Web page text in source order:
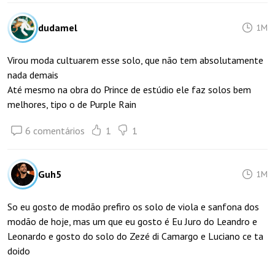
dudamel 1M
Virou moda cultuarem esse solo, que não tem absolutamente
nada demais
Até mesmo na obra do Prince de estúdio ele faz solos bem
melhores, tipo o de Purple Rain
6 comentários 1 1
Guh5 1M
So eu gosto de modão prefiro os solo de viola e sanfona dos
modão de hoje, mas um que eu gosto é Eu Juro do Leandro e
Leonardo e gosto do solo do Zezé di Camargo e Luciano ce ta
doido